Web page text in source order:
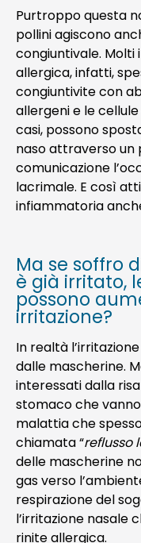
Purtroppo questa
pollini agiscono
congiuntivale. Molti
allergica, infatti,
congiuntivite con
allergeni e le
casi, possono
naso attraverso
comunicazione
lacrimale. E così
infiammatoria
Ma se soffro
è già irritato,
possono
irritazione?
In realtà
dalle mascherine.
interessati dalla
stomaco che
malattia che
chiamata “reflusso
delle mascherine
gas verso
respirazione del
l’irritazione nasale
rinite allergica.